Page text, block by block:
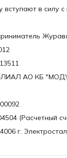
вступают в силу
АО КБ
(Расчетный
г.